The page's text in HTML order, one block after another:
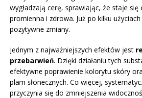
wygładzają cerę, sprawiając, że staje się
promienna i zdrowa. Już po kilku
pozytywne zmiany.
Jednym z najważniejszych efektów jest
przebarwień. Dzięki działaniu tych
efektywne poprawienie kolorytu skóry
plam słonecznych. Co więcej,
przyczynia się do zmniejszenia